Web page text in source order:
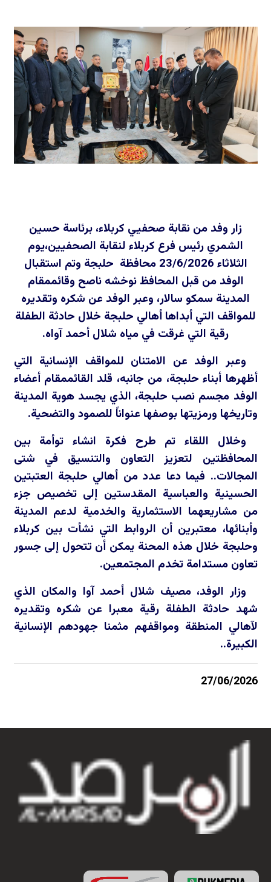
زار وفد من نقابة صحفيي كربلاء، برئاسة حسين
الشمري رئيس فرع كربلاء لنقابة الصحفيين،يوم
الثلاثاء 23/6/2026 محافظة حلبجة وتم استقبال
الوفد من قبل المحافظ نوخشه ناصح وقائممقام
المدينة سمكو سالار، وعبر الوفد عن شكره وتقديره
للمواقف التي أبداها أهالي حلبجة خلال حادثة الطفلة
رقية التي غرقت في مياه شلال أحمد آواه.
وعبر الوفد عن الامتنان للمواقف الإنسانية التي
أظهرها أبناء حلبجة، من جانبه، قلد القائممقام أعضاء
الوفد مجسم نصب حلبجة، الذي يجسد هوية المدينة
وتاريخها ورمزيتها بوصفها عنواناً للصمود والتضحية.
وخلال اللقاء تم طرح فكرة انشاء توأمة بين
المحافظتين لتعزيز التعاون والتنسيق في شتى
المجالات.. فيما دعا عدد من أهالي حلبجة العتبتين
الحسينية والعباسية المقدستين إلى تخصيص جزء
من مشاريعهما الاستثمارية والخدمية لدعم المدينة
وأبنائها، معتبرين أن الروابط التي نشأت بين كربلاء
وحلبجة خلال هذه المحنة يمكن أن تتحول إلى جسور
تعاون مستدامة تخدم المجتمعين.
وزار الوفد، مصيف شلال أحمد آوا والمكان الذي
شهد حادثة الطفلة رقية معبرا عن شكره وتقديره
لآهالي المنطقة ومواقفهم مثمنا جهودهم الإنسانية
الكبيرة..
27/06/2026